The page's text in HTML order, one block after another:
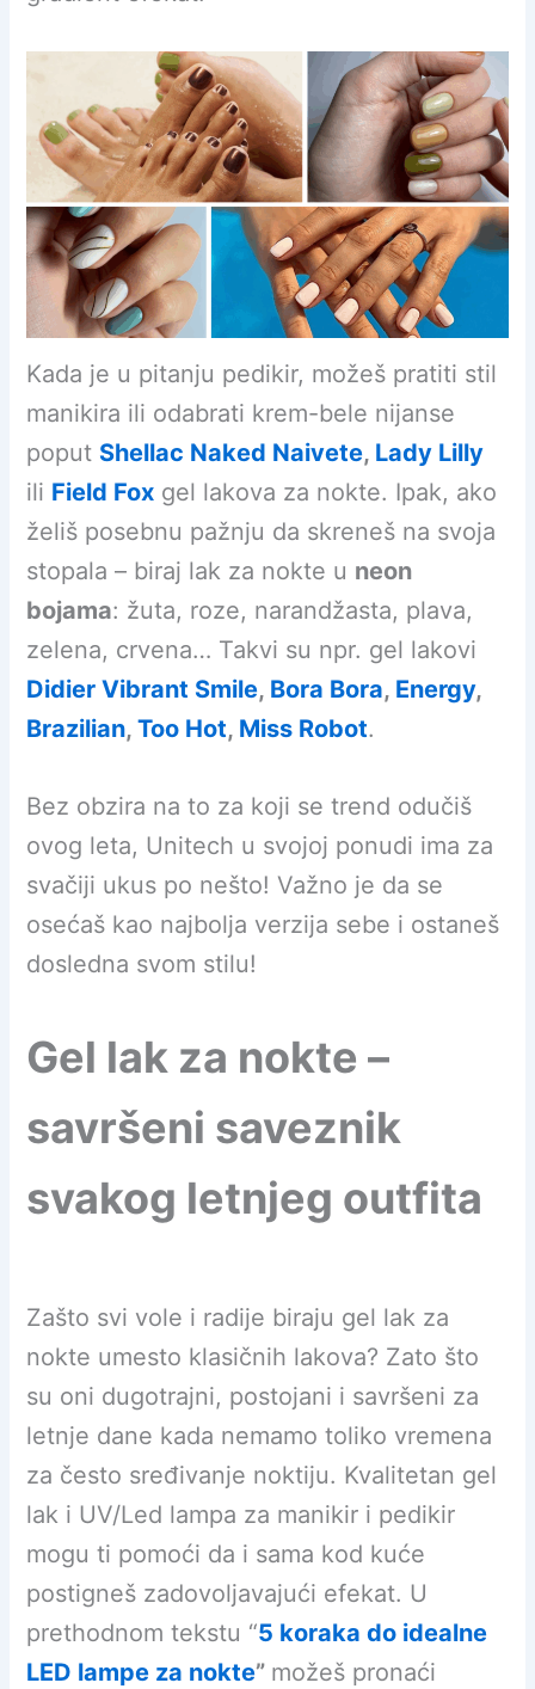
Kada je u pitanju pedikir, možeš pratiti stil
manikira ili odabrati krem-bele nijanse
poput Shellac Naked Naivete, Lady Lilly
ili Field Fox gel lakova za nokte. Ipak, ako
želiš posebnu pažnju da skreneš na svoja
stopala – biraj lak za nokte u neon
bojama: žuta, roze, narandžasta, plava,
zelena, crvena… Takvi su npr. gel lakovi
Didier Vibrant Smile, Bora Bora, Energy,
Brazilian,Too Hot, Miss Robot.
Bez obzira na to za koji se trend odučiš
ovog leta, Unitech u svojoj ponudi ima za
svačiji ukus po nešto! Važno je da se
osećaš kao najbolja verzija sebe i ostaneš
dosledna svom stilu!
Gel lak za nokte –
savršeni saveznik
svakog letnjeg outfita
Zašto svi vole i radije biraju gel lak za
nokte umesto klasičnih lakova? Zato što
su oni dugotrajni, postojani i savršeni za
letnje dane kada nemamo toliko vremena
za često sređivanje noktiju. Kvalitetan gel
lak i UV/Led lampa za manikir i pedikir
mogu ti pomoći da i sama kod kuće
postigneš zadovoljavajući efekat. U
prethodnom tekstu “5 koraka do idealne
LED lampe za nokte” možeš pronaći